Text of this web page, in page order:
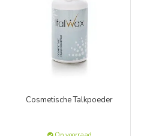
Cosmetische Talkpoeder